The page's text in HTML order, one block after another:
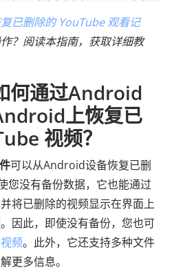
已删除的 YouTube 观看记
？阅读本指南，获取详细教
何通过Android
上恢复已
视频？
可以从Android设备恢复已删
您没有备份数据，它也能通过
将已删除的视频显示在界面上
因此，即使没有备份，您也可
频。此外，它还支持多种文件
更多信息。